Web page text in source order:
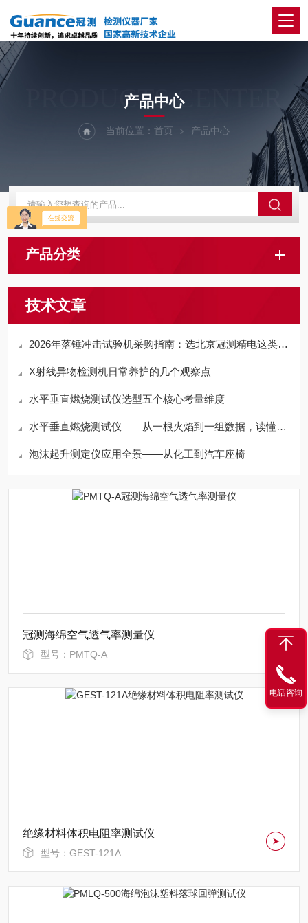
PRODUCTS CENTER
产品中心
当前位置： 首页 产品中心
产品分类
技术文章
2026年落锤冲击试验机采购指南：选北京冠测精电这类靠谱厂家更省心
X射线异物检测机日常养护的几个观察点
水平垂直燃烧测试仪选型五个核心考量维度
水平垂直燃烧测试仪——从一根火焰到一组数据，读懂材料的“防火基因”
泡沫起升测定仪应用全景——从化工到汽车座椅
冠测海绵空气透气率测量仪
型号：PMTQ-A
绝缘材料体积电阻率测试仪
型号：GEST-121A
电话咨询